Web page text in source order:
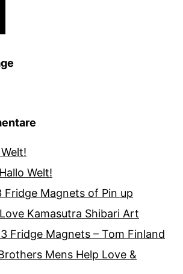
Hallo Welt!
Fridge Magnets of Pin up
Kamasutra Shibari Art
Fridge Magnets – Tom Finland
Mens Help Love &